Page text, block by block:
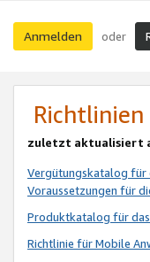
Anmelden oder
zuletzt aktualisiert
Vergütungskatalog für
Voraussetzungen für
Produktkatalog für
Richtlinie für Mobile